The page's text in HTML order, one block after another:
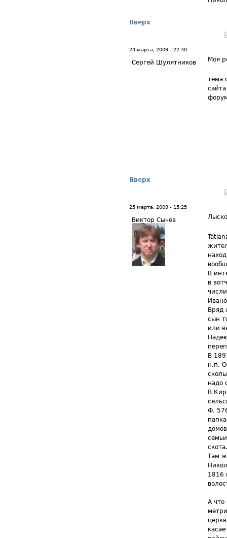
Вверх
24 марта, 2009 - 22:40
Сергей Шулятников Моя
тема
Вверх
25 марта, 2009 - 15:25
Виктор Сычев
В
в
Вряд
сын
или
В
н.п.
надо
В
Ф.
скота.
Там
1816
А что